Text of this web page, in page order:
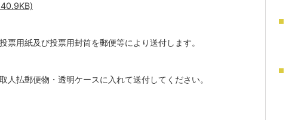
用紙及び投票用封筒を郵便等により送付します。
払郵便物・透明ケースに入れて送付してください。